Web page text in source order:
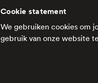
Cookie statement
We gebruiken cookies om
gebruik van onze website